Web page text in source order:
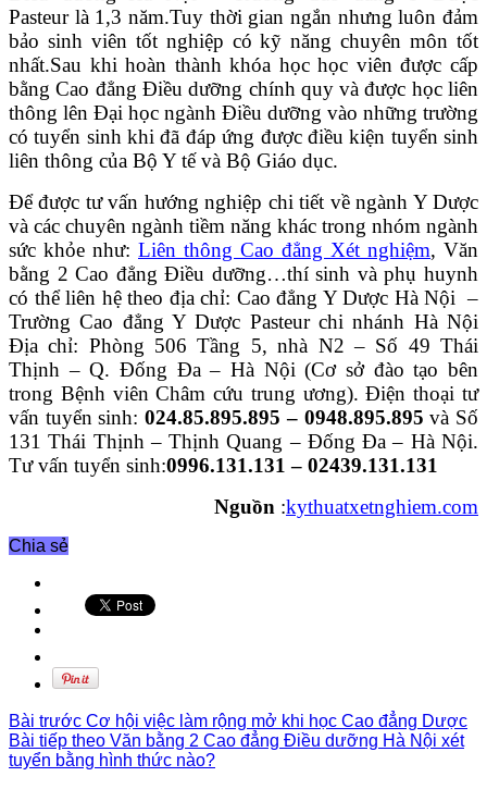
Pasteur là 1,3 năm.Tuy thời gian ngắn nhưng luôn đảm
bảo sinh viên tốt nghiệp có kỹ năng chuyên môn tốt
nhất.Sau khi hoàn thành khóa học học viên được cấp
bằng Cao đẳng Điều dưỡng chính quy và được học liên
thông lên Đại học ngành Điều dưỡng vào những trường
có tuyển sinh khi đã đáp ứng được điều kiện tuyển sinh
liên thông của Bộ Y tế và Bộ Giáo dục.
Để được tư vấn hướng nghiệp chi tiết về ngành Y Dược
và các chuyên ngành tiềm năng khác trong nhóm ngành
sức khỏe như: Liên thông Cao đẳng Xét nghiệm, Văn
bằng 2 Cao đẳng Điều dưỡng…thí sinh và phụ huynh
có thể liên hệ theo địa chỉ: Cao đẳng Y Dược Hà Nội –
Trường Cao đẳng Y Dược Pasteur chi nhánh Hà Nội
Địa chỉ: Phòng 506 Tầng 5, nhà N2 – Số 49 Thái
Thịnh – Q. Đống Đa – Hà Nội (Cơ sở đào tạo bên
trong Bệnh viên Châm cứu trung ương). Điện thoại tư
vấn tuyển sinh:024.85.895.895 – 0948.895.895 và Số
131 Thái Thịnh – Thịnh Quang – Đống Đa – Hà Nội.
Tư vấn tuyển sinh:0996.131.131 – 02439.131.131
Nguồn :kythuatxetnghiem.com
Chia sẻ
Bài trước Cơ hội việc làm rộng mở khi học Cao đẳng Dược
Bài tiếp theo Văn bằng 2 Cao đẳng Điều dưỡng Hà Nội xét
tuyển bằng hình thức nào?